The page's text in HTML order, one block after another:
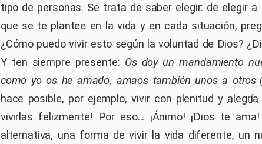
tipo de personas. Se trata de saber elegir: de elegir
que se te plantee en la vida y en cada situación,
¿Cómo puedo vivir esto según la voluntad de Dios?
Y ten siempre presente: Os doy un mandamiento
como yo os he amado, amaos también unos a otros
hace posible, por ejemplo, vivir con plenitud y alegría
vivirlas felizmente! Por eso... ¡Ánimo! ¡Dios te
alternativa, una forma de vivir la vida diferente, un